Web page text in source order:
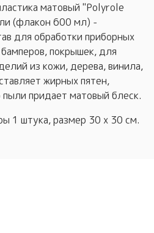
матовый "Polyrole
(флакон 600 мл) -
для обработки приборных
покрышек, для
из кожи, дерева, винила,
жирных пятен,
придает матовый блеск.
1 штука, размер 30 х 30 см.